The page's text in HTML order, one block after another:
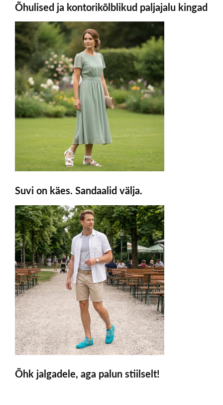
Õhulised ja kontorikõlblikud paljajalu kingad
Suvi on käes. Sandaalid välja.
Õhk jalgadele, aga palun stiilselt!